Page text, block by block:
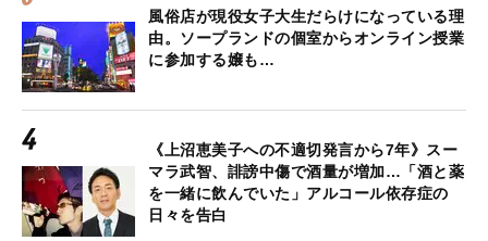
風俗店が現役女子大生だらけになっている理
由。ソープランドの個室からオンライン授業
に参加する嬢も…
《上沼恵美子への不適切発言から7年》スー
マラ武智、誹謗中傷で酒量が増加…「酒と薬
を一緒に飲んでいた」アルコール依存症の
日々を告白